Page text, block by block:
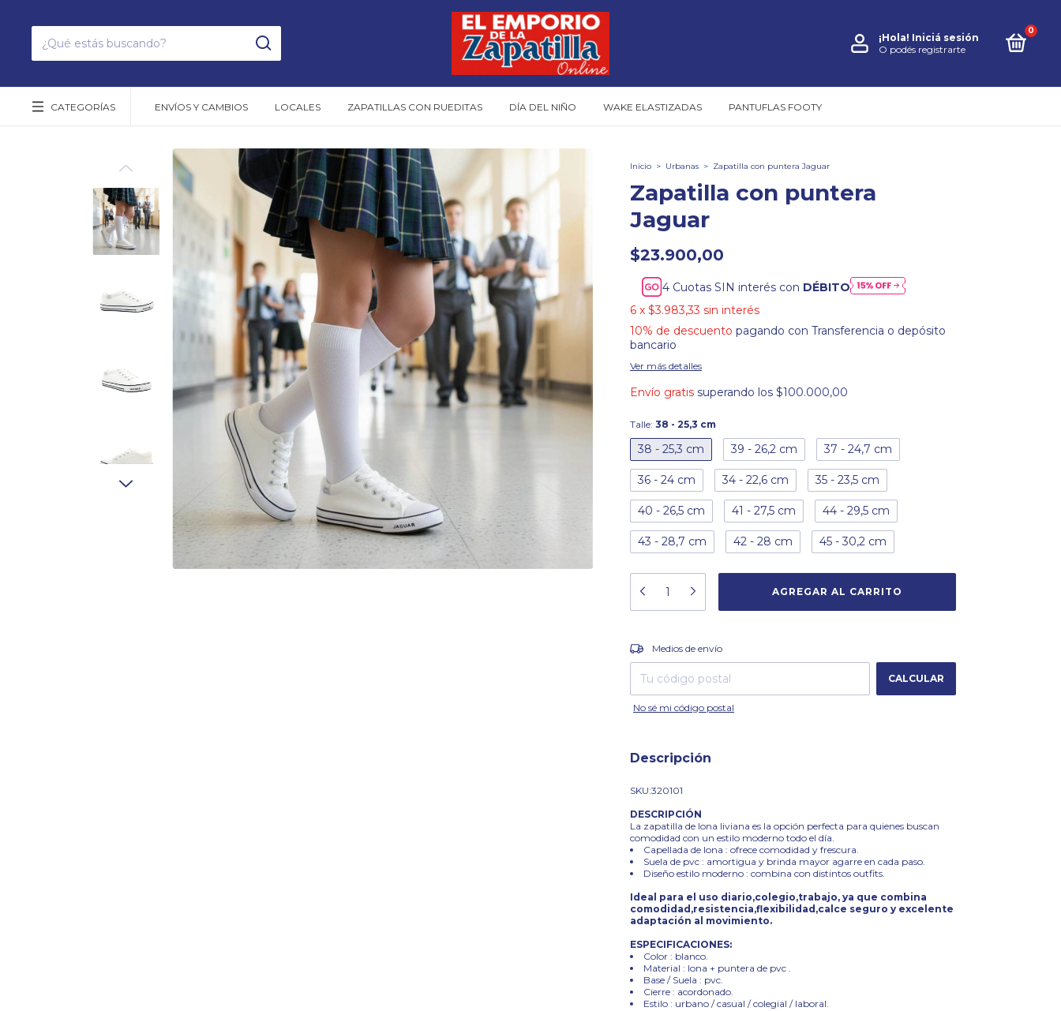
¡Hola! Iniciá sesión
O podés registrarte
0
CATEGORÍAS ENVÍOS Y CAMBIOS LOCALES ZAPATILLAS CON RUEDITAS DÍA DEL NIÑO WAKE ELASTIZADAS PANTUFLAS FOOTY
Inicio > Urbanas > Zapatilla con puntera Jaguar
Zapatilla con puntera
Jaguar
$23.900,00
Cuotas SIN interés con DÉBITO
6 x $3.983,33 sin interés
10% de descuento pagando con Transferencia o depósito
bancario
Ver más detalles
Envío gratis superando los $100.000,00
Talle: 38 - 25,3 cm
38 - 25,3 cm 39 - 26,2 cm 37 - 24,7 cm
36 - 24 cm 34 - 22,6 cm 35 - 23,5 cm
40 - 26,5 cm 41 - 27,5 cm 44 - 29,5 cm
43 - 28,7 cm 42 - 28 cm 45 - 30,2 cm
Entregas para el CP:
Medios de envío
CALCULAR
No sé mi código postal
Descripción
SKU:320101
DESCRIPCIÓN
La zapatilla de lona liviana es la opción perfecta para quienes buscan
comodidad con un estilo moderno todo el día.
Capellada de lona : ofrece comodidad y frescura.
Suela de pvc : amortigua y brinda mayor agarre en cada paso.
Diseño estilo moderno : combina con distintos outfits.
Ideal para el uso diario,colegio,trabajo, ya que combina
comodidad,resistencia,flexibilidad,calce seguro y excelente
adaptación al movimiento.
ESPECIFICACIONES:
Color : blanco.
Material : lona + puntera de pvc .
Base / Suela : pvc.
Cierre : acordonado.
Estilo : urbano / casual / colegial / laboral.